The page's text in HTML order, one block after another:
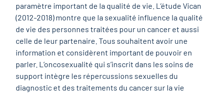
paramètre important de la qualité de vie. L’étude Vican
(2012-2018) montre que la sexualité influence la qualité
de vie des personnes traitées pour un cancer et aussi
celle de leur partenaire. Tous souhaitent avoir une
information et considèrent important de pouvoir en
parler. L’oncosexualité qui s’inscrit dans les soins de
support intègre les répercussions sexuelles du
diagnostic et des traitements du cancer sur la vie